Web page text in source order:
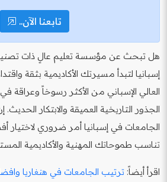
تابعنا الآن..
هل تبحث عن مؤسسة تعليم عالٍ ذات
إسبانيا لتبدأ مسيرتك الأكاديمية بثقة
العالي الإسباني من الأكثر رسوخاً وعراقة
الجذور التاريخية العميقة والابتكار
الجامعات في إسبانيا أمر ضروري لاختيار
تناسب طموحاتك المهنية والأكاديمية
اقرأ أيضاً: ترتيب الجامعات في هنغاريا وافضل 5